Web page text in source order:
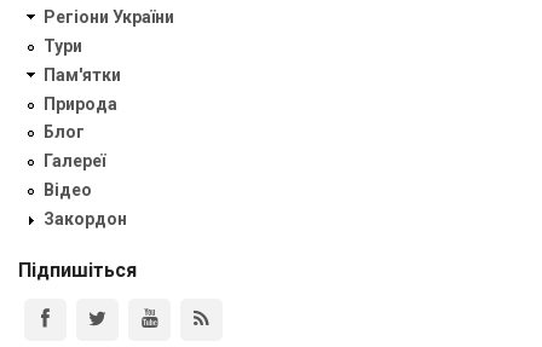
Регіони України
Тури
Пам'ятки
Природа
Блог
Галереї
Відео
Закордон
Підпишіться